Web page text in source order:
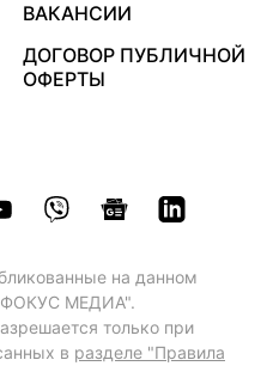
ВАКАНСИИ
ДОГОВОР ПУБЛИЧНОЙ
ОФЕРТЫ
на данном
МЕДИА".
только при
в разделе "Правила